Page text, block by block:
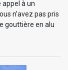
à un
n’avez pas pris
gouttière en alu